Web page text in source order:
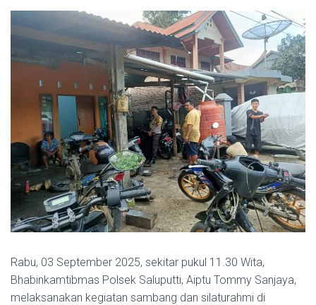
Rabu, 03 September 2025, sekitar pukul 11.30 Wita,
Bhabinkamtibmas Polsek Saluputti, Aiptu Tommy Sanjaya,
melaksanakan kegiatan sambang dan silaturahmi di